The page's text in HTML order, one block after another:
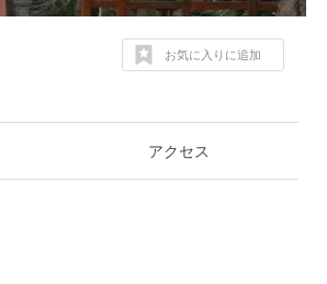
お気に入りに追加
アクセス